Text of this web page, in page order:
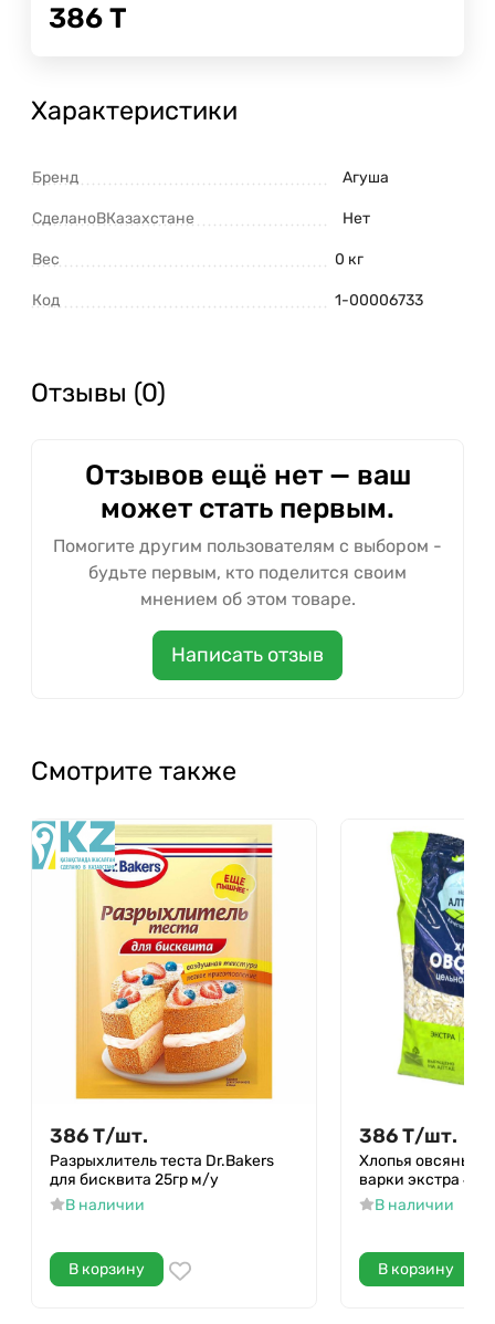
386 Т
Характеристики
Бренд Агуша
СделаноВКазахстане Нет
Вес 0 кг
Код 1-00006733
Отзывы (0)
Отзывов ещё нет — ваш
может стать первым.
Помогите другим пользователям с выбором -
будьте первым, кто поделится своим
мнением об этом товаре.
Написать отзыв
Смотрите также
386Т/шт.
Разрыхлитель теста Dr.Bakers
для бисквита 25гр м/у
В наличии
В корзину
386Т/шт.
Хлопья овсяные
варки экстра
В наличии
В корзину